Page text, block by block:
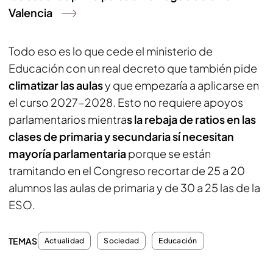
Valencia
Todo eso es lo que cede el ministerio de
Educación con un real decreto que también pide
climatizar las aulasy que empezaría a aplicarse en
el curso 2027-2028. Esto no requiere apoyos
parlamentarios mientras la rebaja de ratios en las
clases de primaria y secundaria sí necesitan
mayoría parlamentariaporque se están
tramitando en el Congreso recortar de 25 a 20
alumnos las aulas de primaria y de 30 a 25 las de la
ESO.
TEMAS Actualidad Sociedad Educación